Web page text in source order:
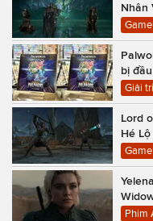
Nhân
bị
Giải trí
Lord
Hé
Phim